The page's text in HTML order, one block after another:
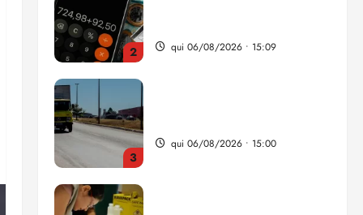
2 qui 06/08/2026 • 15:09
3
qui 06/08/2026 • 15:00